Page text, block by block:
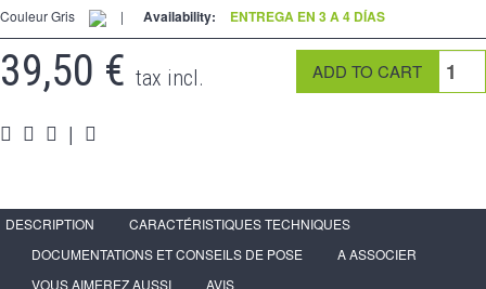
Apoyo
Programa de revendedor - LIVOLO Francia Sitio Oficial
Couleur Gris
| Availability: ENTREGA EN 3 A 4 DÍAS
39,50 € tax incl.
|
DESCRIPTION
CARACTÉRISTIQUES TECHNIQUES
DOCUMENTATIONS ET CONSEILS DE POSE
A ASSOCIER
VOUS AIMEREZ AUSSI
AVIS